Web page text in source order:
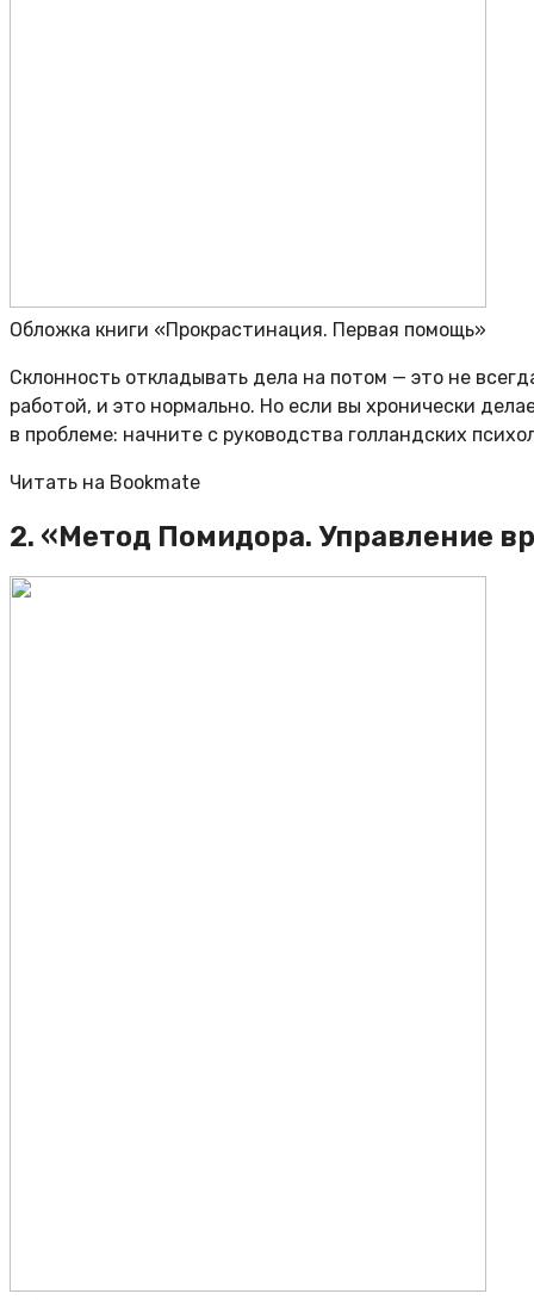
Обложка книги «Прокрастинация. Первая помощь»
Склонность откладывать дела на потом — это не
работой, и это нормально. Но если вы хронически
в проблеме: начните с руководства голландских
Читать на Bookmate
2. «Метод Помидора. Управление